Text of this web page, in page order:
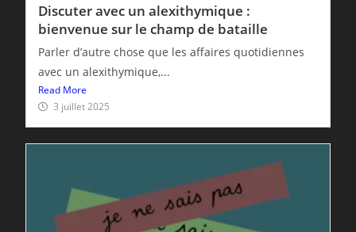
Discuter avec un alexithymique :
bienvenue sur le champ de bataille
Parler d’autre chose que les affaires quotidiennes
avec un alexithymique,...
Read More
3 juillet 2025